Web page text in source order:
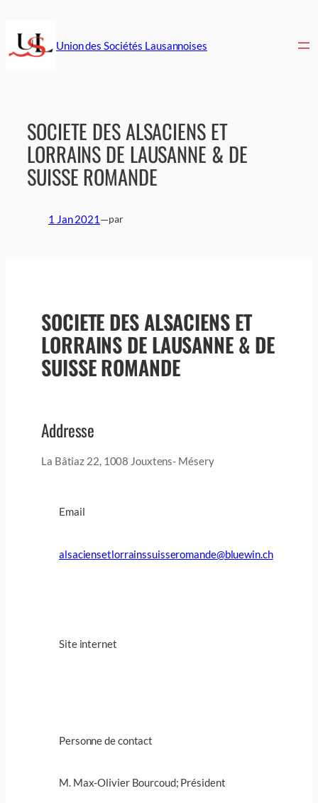
contenu
Union des Sociétés Lausannoises
SOCIETE DES ALSACIENS ET
LORRAINS DE LAUSANNE & DE
SUISSE ROMANDE
1 Jan 2021 —par
SOCIETE DES ALSACIENS ET
LORRAINS DE LAUSANNE & DE
SUISSE ROMANDE
Addresse
La Bâtiaz 22, 1008 Jouxtens- Mésery
Email
alsaciensetlorrainssuisseromande@bluewin.ch
Site internet
Personne de contact
M. Max-Olivier Bourcoud; Président